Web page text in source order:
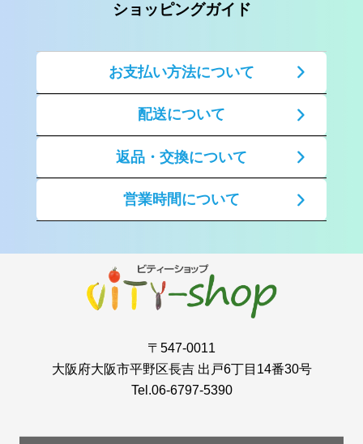
ショッピングガイド
お支払い方法について
配送について
返品・交換について
営業時間について
〒547-0011
大阪府大阪市平野区長吉 出戸6丁目14番30号
Tel.06-6797-5390